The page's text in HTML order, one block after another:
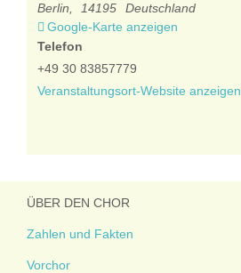
Berlin
14195
Deutschland
Google-Karte anzeigen
Telefon
+49 30 83857779
Veranstaltungsort-Website anzeigen
ÜBER DEN CHOR
Zahlen und Fakten
Vorchor